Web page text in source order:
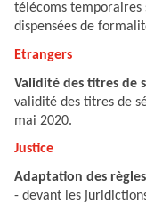
télécoms
dispensées de
Etrangers
Validité des titres de
validité des titres de
mai 2020.
Justice
Adaptation des
- devant les